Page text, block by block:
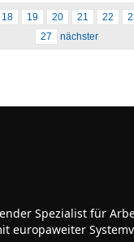
18 19 20 21 22
27
nächster
Spezialist für
europaweiter